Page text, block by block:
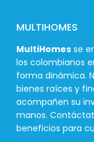
MULTIHOMES
MultiHomes se
los colombianos
forma dinámica.
bienes raíces y
acompañen su
manos.
beneficios para